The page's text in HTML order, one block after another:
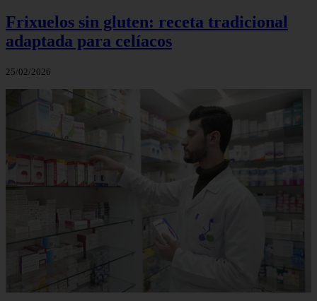
Frixuelos sin gluten: receta tradicional
adaptada para celíacos
25/02/2026